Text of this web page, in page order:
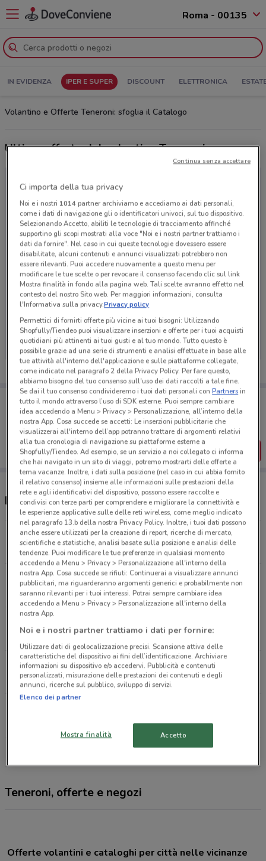
Roma - 00135
IN EVIDENZA IPER E SUPER DISCOUNT ELETTRONICA
Volantino e Offerte Teneroni: sfoglia il Catalogo
Ultime offerte del volantino Teneroni
Ci dispiace, al momento non abbiamo pubblicato
volantini nella tua zona. Riprova più tardi.
Porta DoveConviene sempre con te!
Puoi trovare le migliori offerte dei negozi vicino a te,
salvarle e creare la tua lista del risparmio, comodamente
dal tuo cellulare.
SCARICA L’APP
Negozi Teneroni nelle vicinanze
V.LE GERMANIA Roma
976 m
Via Andrea Bregno 41 Roma
1 km
APERTO
1.1 km
APERTO
Via Monte Pertica, 27 Roma
1.5 km
APERTO
Tutti i negozi Teneroni
Teneroni, offerte e negozi
Offerte volantini e cataloghi per città nelle vicinanze
Ci importa della tua privacy
Noi e i nostri 1014partner archiviamo e accediamo ai dati personali,
come i dati di navigazione gli o identificatori univoci, sul tuo dispositivo.
Selezionando Accetto, abiliti le tecnologie di tracciamento affinché
supportino gli scopi mostrati alla voce "Noi e i nostri partner trattiamo i
dati da fornire". Nel caso in cui queste tecnologie dovessero essere
disabilitate, alcuni contenuti e annunci visualizzati potrebbero non
essere rilevanti. Puoi accedere nuovamente a questo menu per
modificare le tue scelte o per revocare il consenso facendo clic sul link
Mostra finalità in fondo alla pagina web. Tali scelte avranno effetto nel
contesto del nostro Sito web. Per maggiori informazioni, consulta
l'Informativa sulla privacy.Privacy policy
Permettici di fornirti offerte più vicine ai tuoi bisogni: Utilizzando
Shopfully/Tiendeo puoi visualizzare inserzioni e offerte per i tuoi acquisti
quotidiani più attinenti ai tuoi gusti e al tuo mondo. Tutto questo è
possibile grazie ad una serie di strumenti e analisi effettuate in base alle
tue attività all'interno dell'applicazione e sulle piattaforme collegate,
come indicato nel paragrafo 2 della Privacy Policy. Per fare questo,
abbiamo bisogno del tuo consenso sull'uso dei dati raccolti a tale fine.
Se dai il tuo consenso condivideremo i tuoi dati personali conPartnersin
tutto il mondo attraverso l’uso di SDK esterne. Puoi sempre cambiare
idea accedendo a Menu > Privacy > Personalizzazione, all’interno della
nostra App. Cosa succede se accetti: Le inserzioni pubblicitarie che
visualizzerai all'interno dell’app potranno trattare di argomenti relativi
alla tua cronologia di navigazione su piattaforme esterne a
Shopfully/Tiendeo. Ad esempio, se un servizio a noi collegato ci informa
che hai navigato in un sito di viaggi, potremo mostrarti delle offerte a
tema vacanze. Inoltre, i dati sulla posizione (nel caso in cui abbia fornito
il relativo consenso) insieme alle informazioni sulle prestazioni della
rete e agli identificativi del dispositivo, possono essere raccolte e
condivisi con terze parti per comprendere e migliorare la connettività e
le esperienze applicative sulle delle reti wireless, come meglio indicato
nel paragrafo 13.b della nostra Privacy Policy. Inoltre, i tuoi dati possono
anche essere utilizzati per la creazione di report, ricerche di mercato,
scientifiche e statistiche, analisi basate sulla posizione e analisi delle
tendenze. Puoi modificare le tue preferenze in qualsiasi momento
accedendo a Menu > Privacy > Personalizzazione all'interno della
nostra App. Cosa succede se rifiuti: Continuerai a visualizzare annunci
pubblicitari, ma riguarderanno argomenti generici e probabilmente non
saranno rilevanti per i tuoi interessi. Potrai sempre cambiare idea
accedendo a Menu > Privacy > Personalizzazione all'interno della
nostra App.
Noi e i nostri partner trattiamo i dati per fornire:
Utilizzare dati di geolocalizzazione precisi. Scansione attiva delle
caratteristiche del dispositivo ai fini dell’identificazione. Archiviare
informazioni su dispositivo e/o accedervi. Pubblicità e contenuti
personalizzati, misurazione delle prestazioni dei contenuti e degli
annunci, ricerche sul pubblico, sviluppo di servizi.
Elenco dei partner
Mostra finalità Accetto
Continua senza accettare